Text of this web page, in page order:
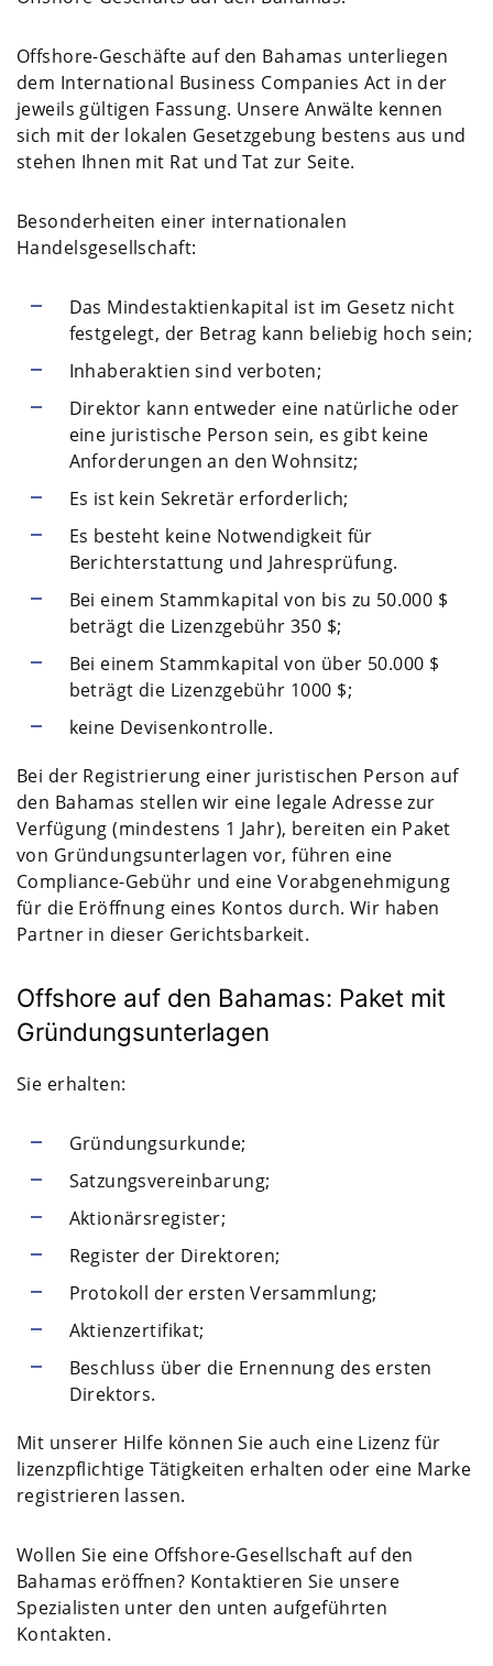
Offshore-Geschäfte auf den Bahamas unterliegen
dem International Business Companies Act in der
jeweils gültigen Fassung. Unsere Anwälte kennen
sich mit der lokalen Gesetzgebung bestens aus und
stehen Ihnen mit Rat und Tat zur Seite.
Besonderheiten einer internationalen
Handelsgesellschaft:
Das Mindestaktienkapital ist im Gesetz nicht
festgelegt, der Betrag kann beliebig hoch sein;
Inhaberaktien sind verboten;
Direktor kann entweder eine natürliche oder
eine juristische Person sein, es gibt keine
Anforderungen an den Wohnsitz;
Es ist kein Sekretär erforderlich;
Es besteht keine Notwendigkeit für
Berichterstattung und Jahresprüfung.
Bei einem Stammkapital von bis zu 50.000 $
beträgt die Lizenzgebühr 350 $;
Bei einem Stammkapital von über 50.000 $
beträgt die Lizenzgebühr 1000 $;
keine Devisenkontrolle.
Bei der Registrierung einer juristischen Person auf
den Bahamas stellen wir eine legale Adresse zur
Verfügung (mindestens 1 Jahr), bereiten ein Paket
von Gründungsunterlagen vor, führen eine
Compliance-Gebühr und eine Vorabgenehmigung
für die Eröffnung eines Kontos durch. Wir haben
Partner in dieser Gerichtsbarkeit.
Offshore auf den Bahamas: Paket mit
Gründungsunterlagen
Sie erhalten:
Gründungsurkunde;
Satzungsvereinbarung;
Aktionärsregister;
Register der Direktoren;
Protokoll der ersten Versammlung;
Aktienzertifikat;
Beschluss über die Ernennung des ersten
Direktors.
Mit unserer Hilfe können Sie auch eine Lizenz für
lizenzpflichtige Tätigkeiten erhalten oder eine Marke
registrieren lassen.
Wollen Sie eine Offshore-Gesellschaft auf den
Bahamas eröffnen? Kontaktieren Sie unsere
Spezialisten unter den unten aufgeführten
Kontakten.